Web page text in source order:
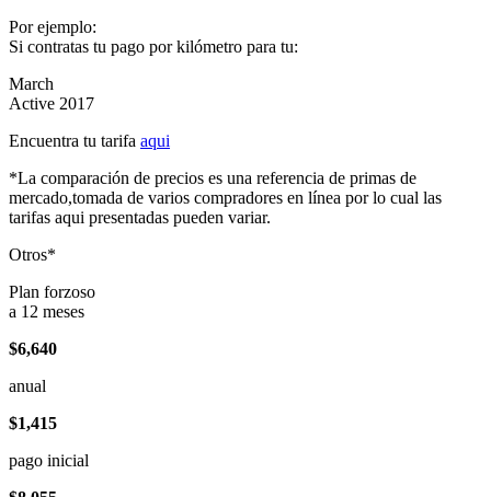
Por ejemplo:
Si contratas tu pago por kilómetro para tu:
March
Active 2017
Encuentra tu tarifa aqui
*La comparación de precios es una referencia de primas de
mercado,tomada de varios compradores en línea por lo cual las
tarifas aqui presentadas pueden variar.
Otros*
Plan forzoso
a 12 meses
$6,640
anual
$1,415
pago inicial